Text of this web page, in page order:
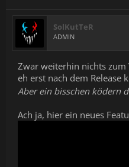
SolKutTeR
ADMIN
Zwar weiterhin nichts zum
eh erst nach dem Release
Aber ein bisschen ködern
Ach ja, hier ein neues